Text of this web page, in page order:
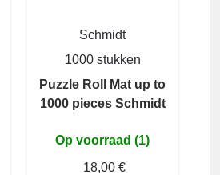
Schmidt
1000 stukken
Puzzle Roll Mat up to
1000 pieces Schmidt
Op voorraad (1)
18,00 €